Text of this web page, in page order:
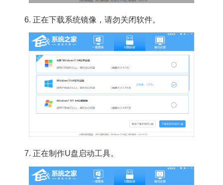
6. 正在下载系统镜像，请勿关闭软件。
7. 正在制作U盘启动工具。